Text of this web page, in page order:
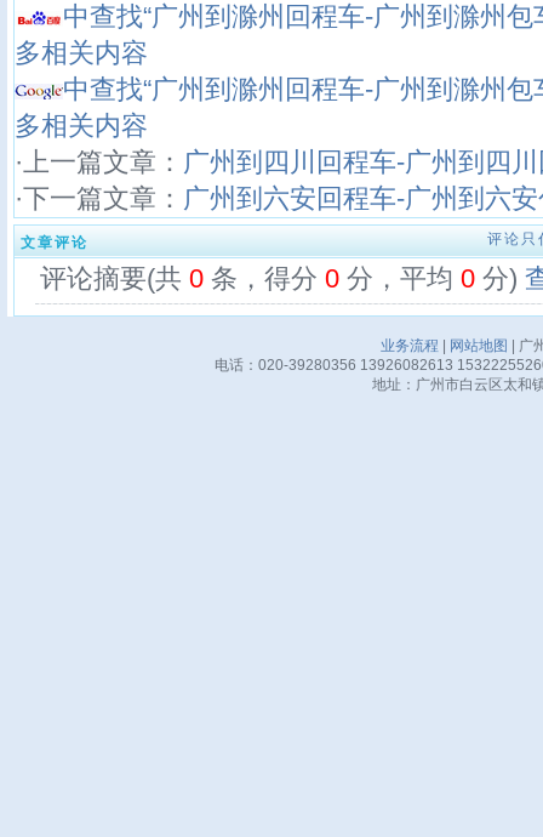
中查找“广州到滁州回程车-广州到滁州
多相关内容
中查找“广州到滁州回程车-广州到滁州
多相关内容
·上一篇文章： 广州到四川回程车-广州到四
·下一篇文章： 广州到六安回程车-广州到六
文章评论 评论只
评论摘要(共 0 条，得分 0 分，平均 0 分)
业务流程 网站地图
| 广
电话：020-39280356 13926082613
地址：广州市白云区太和